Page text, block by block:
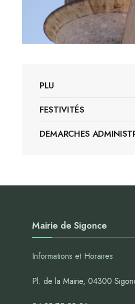
PLU
FESTIVITÉS
DEMARCHES
Mairie de Sigonce
Informations et Horaires
Pl. de la Mairie, 04300